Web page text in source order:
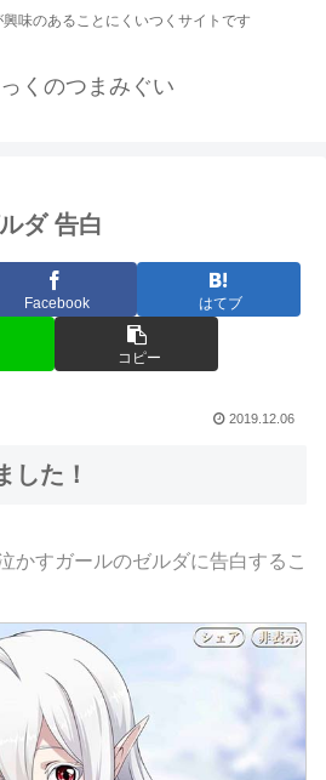
味のあることにくいつくサイトです
くのつまみぐい
ダ 告白
Facebook はてブ
コピー
2019.12.06
した！
かすガールのゼルダに告白するこ